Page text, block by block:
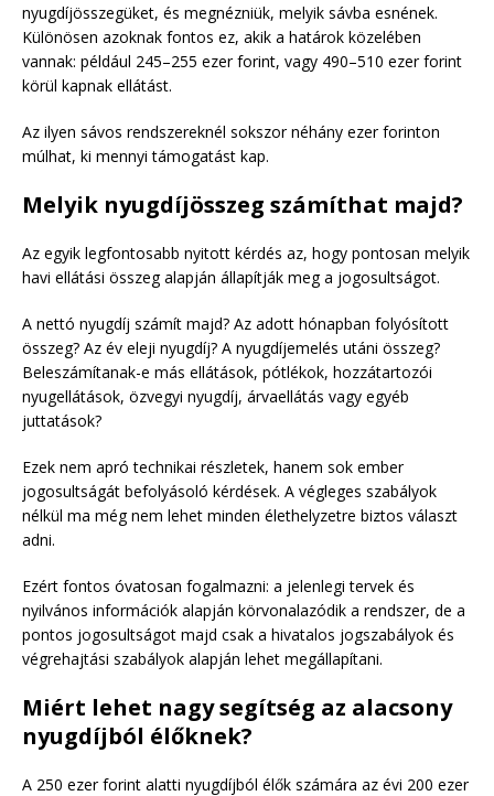
nyugdíjösszegüket, és megnézniük, melyik sávba esnének.
Különösen azoknak fontos ez, akik a határok közelében
vannak: például 245–255 ezer forint, vagy 490–510 ezer forint
körül kapnak ellátást.
Az ilyen sávos rendszereknél sokszor néhány ezer forinton
múlhat, ki mennyi támogatást kap.
Melyik nyugdíjösszeg számíthat majd?
Az egyik legfontosabb nyitott kérdés az, hogy pontosan melyik
havi ellátási összeg alapján állapítják meg a jogosultságot.
A nettó nyugdíj számít majd? Az adott hónapban folyósított
összeg? Az év eleji nyugdíj? A nyugdíjemelés utáni összeg?
Beleszámítanak-e más ellátások, pótlékok, hozzátartozói
nyugellátások, özvegyi nyugdíj, árvaellátás vagy egyéb
juttatások?
Ezek nem apró technikai részletek, hanem sok ember
jogosultságát befolyásoló kérdések. A végleges szabályok
nélkül ma még nem lehet minden élethelyzetre biztos választ
adni.
Ezért fontos óvatosan fogalmazni: a jelenlegi tervek és
nyilvános információk alapján körvonalazódik a rendszer, de a
pontos jogosultságot majd csak a hivatalos jogszabályok és
végrehajtási szabályok alapján lehet megállapítani.
Miért lehet nagy segítség az alacsony
nyugdíjból élőknek?
A 250 ezer forint alatti nyugdíjból élők számára az évi 200 ezer